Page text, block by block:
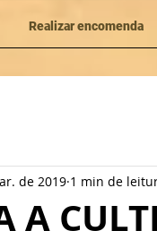
Realizar encomenda
A
de 2019 1 min de